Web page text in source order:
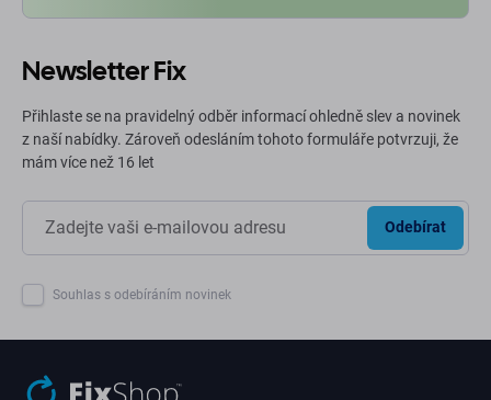
Newsletter Fix
Přihlaste se na pravidelný odběr informací ohledně slev a novinek
z naší nabídky. Zároveň odesláním tohoto formuláře potvrzuji, že
mám více než 16 let
Odebírat
Souhlas s odebíráním novinek